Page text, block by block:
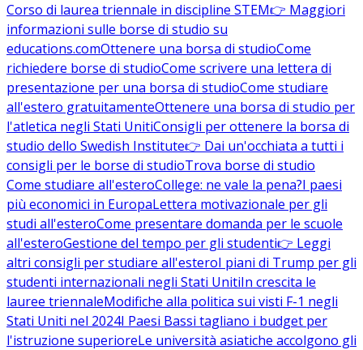
Corso di laurea triennale in discipline STEM👉 Maggiori
informazioni sulle borse di studio su
educations.comOttenere una borsa di studioCome
richiedere borse di studioCome scrivere una lettera di
presentazione per una borsa di studioCome studiare
all'estero gratuitamenteOttenere una borsa di studio per
l'atletica negli Stati UnitiConsigli per ottenere la borsa di
studio dello Swedish Institute👉 Dai un'occhiata a tutti i
consigli per le borse di studioTrova borse di studio
Come studiare all'esteroCollege: ne vale la pena?I paesi
più economici in EuropaLettera motivazionale per gli
studi all'esteroCome presentare domanda per le scuole
all'esteroGestione del tempo per gli studenti👉 Leggi
altri consigli per studiare all'esteroI piani di Trump per gli
studenti internazionali negli Stati UnitiIn crescita le
lauree triennaleModifiche alla politica sui visti F-1 negli
Stati Uniti nel 2024I Paesi Bassi tagliano i budget per
l'istruzione superioreLe università asiatiche accolgono gli